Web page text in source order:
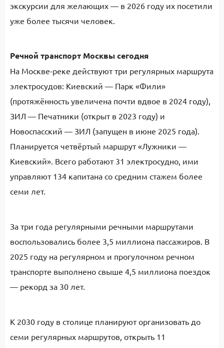
экскурсии для желающих — в 2026 году их посетили
уже более тысячи человек.
Речной транспорт Москвы сегодня
На Москве-реке действуют три регулярных маршрута
электросудов: Киевский — Парк «Фили»
(протяжённость увеличена почти вдвое в 2024 году),
ЗИЛ — Печатники (открыт в 2023 году) и
Новоспасский — ЗИЛ (запущен в июне 2025 года).
Планируется четвёртый маршрут «Лужники —
Киевский». Всего работают 31 электросудно, ими
управляют 134 капитана со средним стажем более
семи лет.
За три года регулярными речными маршрутами
воспользовались более 3,5 миллиона пассажиров. В
2025 году на регулярном и прогулочном речном
транспорте выполнено свыше 4,5 миллиона поездок
— рекорд за 30 лет.
К 2030 году в столице планируют организовать до
семи регулярных маршрутов, открыть 11